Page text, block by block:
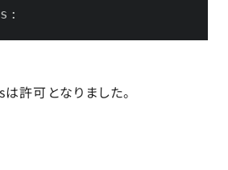
許可となりました。